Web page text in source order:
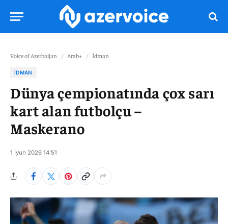
Voice of Azerbaijan / Arab+ / İdman
İDMAN
Dünya çempionatında çox sarı
kart alan futbolçu –
Maskerano
1 İyun 2026 14:51